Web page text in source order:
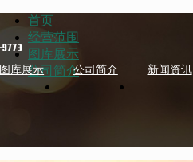
图库展示 公司简介 新闻资讯
首页
经营范围
图库展示
公司简介